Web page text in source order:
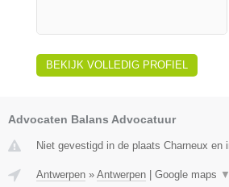
BEKIJK VOLLEDIG PROFIEL
Advocaten Balans Advocatuur
Niet gevestigd in de plaats Charneux en
Antwerpen » Antwerpen | Google maps ▼